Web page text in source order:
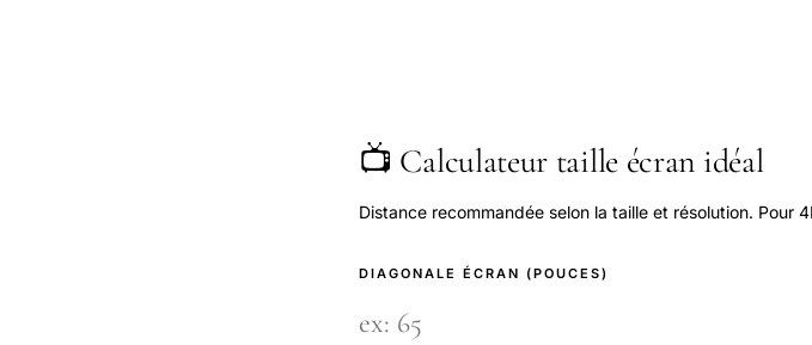
📺 Calculateur taille écran idéal
Distance recommandée selon la taille et résolution. Pour
DIAGONALE ÉCRAN (POUCES)